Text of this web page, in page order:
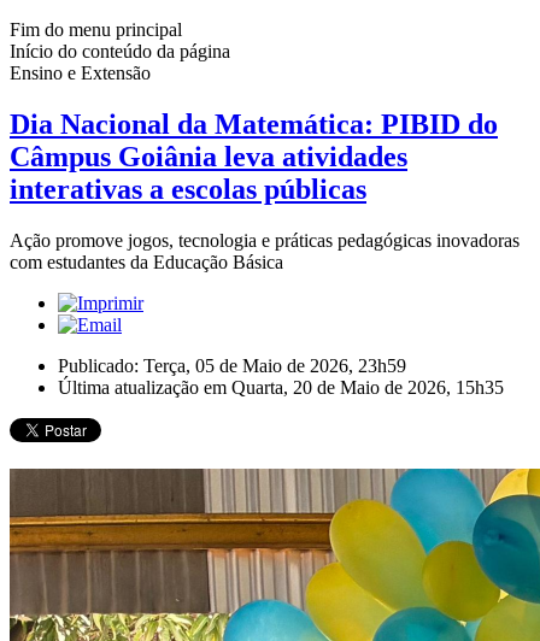
Fim do menu principal
Início do conteúdo da página
Ensino e Extensão
Dia Nacional da Matemática: PIBID do
Câmpus Goiânia leva atividades
interativas a escolas públicas
Ação promove jogos, tecnologia e práticas pedagógicas inovadoras
com estudantes da Educação Básica
Publicado: Terça, 05 de Maio de 2026, 23h59
Última atualização em Quarta, 20 de Maio de 2026, 15h35